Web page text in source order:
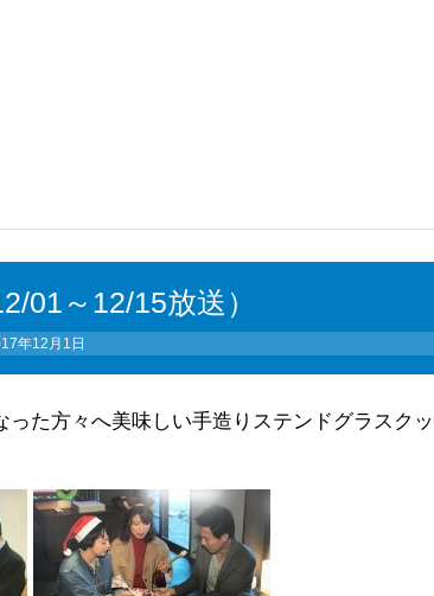
01～12/15放送）
年12月1日
た方々へ美味しい手造りステンドグラスクッ